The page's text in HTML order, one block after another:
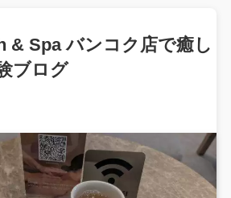
& Spa バンコク店で癒し
ブログ